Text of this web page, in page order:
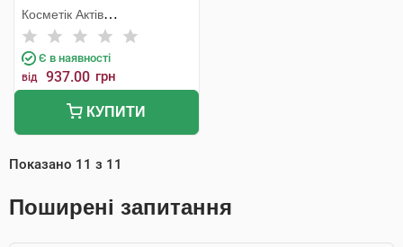
крем зволожувальний 340
мл 1 набір
Косметік Актів
Інтернаціональ
Є в наявності
від 937.00 грн
КУПИТИ
Показано 11 з 11
Поширені запитання